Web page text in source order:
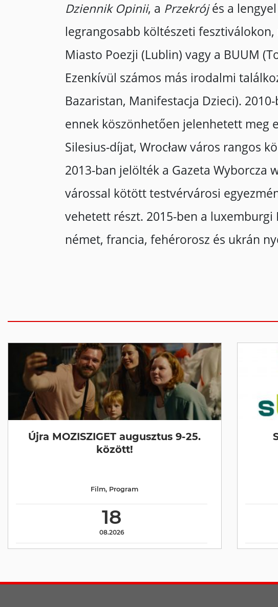
Dziennik Opinii, a Przekrójés a lengyel
legrangosabb költészeti
Miasto Poezji (Lublin) vagy a BUUM
Ezenkívül számos más irodalmi
Bazaristan, Manifestacja Dzieci).
ennek köszönhetően jelenhetett meg
Silesius-díjat, Wrocław város rangos
2013-ban jelölték a Gazeta Wyborcza
várossal kötött testvérvárosi
vehetett részt. 2015-ben a luxemburgi
német, francia, fehérorosz és ukrán
Újra MOZISZIGET augusztus 9-25.
között!
18
08.2026
Film, Program